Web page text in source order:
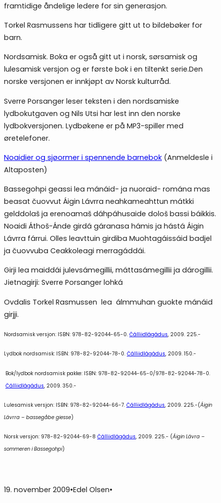
framtidige åndelige ledere for sin generasjon.
Torkel Rasmussens har tidligere gitt ut to bildebøker for
barn.
Nordsamisk. Boka er også gitt ut i norsk, sørsamisk og
lulesamisk versjon og er første bok i en tiltenkt serie.Den
norske versjonen er innkjøpt av Norsk kulturråd.
Sverre Porsanger leser teksten i den nordsamiske
lydbokutgaven og Nils Utsi har lest inn den norske
lydbokversjonen. Lydbøkene er på MP3-spiller med
øretelefoner.
Noaidier og sjøormer i spennende barnebok (Anmeldesle i
Altaposten)
Bassegohpi geassi lea mánáid- ja nuoraid- romána mas
beasat čuovvut Áigin Lávrra neahkameahttun mátkki
gelddolaš ja erenoamaš dáhpáhusaide dološ bassi báikkis.
Noaidi Áthoš-Ánde girdá gáranasa hámis ja hástá Áigin
Lávrra fárrui. Olles leavttuin girdiba Muohtagáissáid badjel
ja čuovvuba Ceakkoleagi merragáddái.
Girji lea maiddái julevsámegillii, máttasámegillii ja dárogillii.
Jietnagirji: Sverre Porsanger lohká
Ovdalis Torkel Rasmussen lea álmmuhan guokte mánáid
girjji.
Nordsamisk versjon: ISBN: 978-82-92044-65-0. Čálliidlágádus, 2009. 225.-
Lydbok nordsamisk: ISBN: 978-82-92044-78-0. Čálliidlágádus, 2009. 150.-
Bok/lydbok nordsamisk pakke: ISBN: 978-82-92044-65-0/978-82-92044-78-0.
Čálliidlágádus, 2009. 350.-
Lulesamisk versjon: ISBN: 978-82-92044-66-7. Čálliidlágádus, 2009. 225.-(Áigin
Lávrra – bassegåbe giesse)
Norsk versjon: 978-82-92044-69-8 Čálliidlágádus, 2009. 225.- (Áigin Lávra –
sommeren i Bassegohpi)
19. november 2009•Edel Olsen•